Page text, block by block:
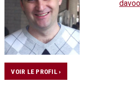
VOIR LE PROFIL ›